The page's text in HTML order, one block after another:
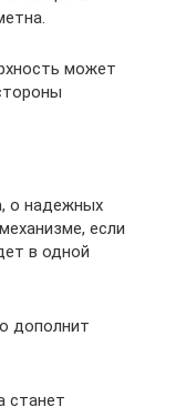
может
о надежных
если
в одной
дополнит
станет